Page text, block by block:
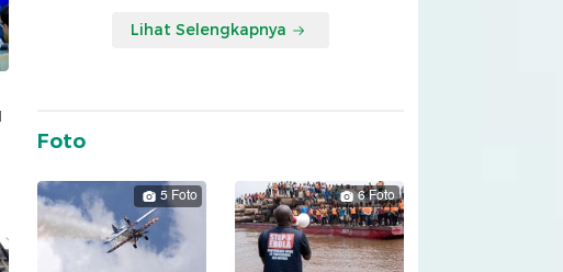
Lihat Selengkapnya
Foto
5 Foto 6 Foto